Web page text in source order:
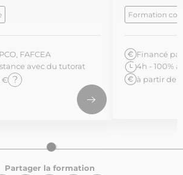
FAFCEA
avec du tutorat
€ ?
Formation
Financé par
4h - 100%
à partir de
Partager la formation